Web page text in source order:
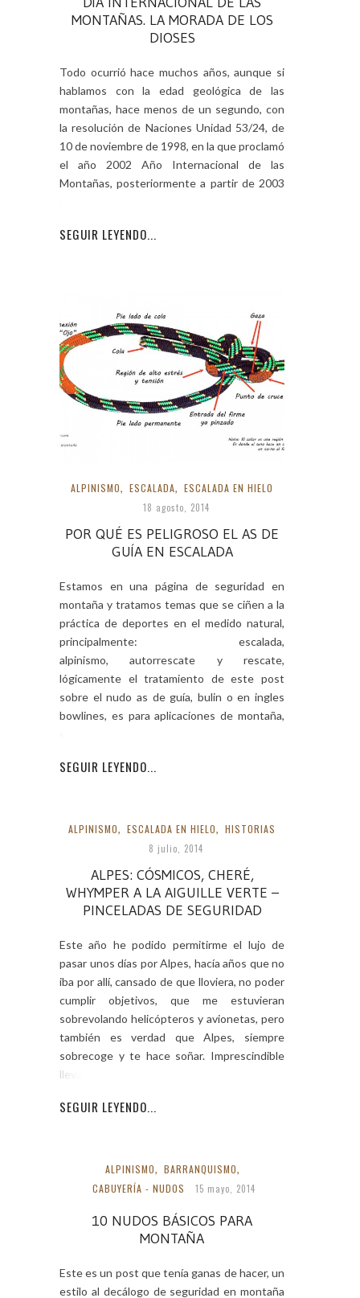
MONTAÑAS. LA MORADA DE LOS
DIOSES
Todo ocurrió hace muchos años, aunque si
hablamos con la edad geológica de las
montañas, hace menos de un segundo, con
la resolución de Naciones Unidad 53/24, de
10 de noviembre de 1998, en la que proclamó
el año 2002 Año Internacional de las
Montañas, posteriormente a partir de 2003
SEGUIR LEYENDO...
ALPINISMO, ESCALADA, ESCALADA EN HIELO
18 agosto, 2014
POR QUÉ ES PELIGROSO EL AS DE
GUÍA EN ESCALADA
Estamos en una página de seguridad en
montaña y tratamos temas que se ciñen a la
práctica de deportes en el medido natural,
principalmente: escalada,
alpinismo, autorrescate y rescate,
lógicamente el tratamiento de este post
sobre el nudo as de guía, bulin o en ingles
bowlines, es para aplicaciones de montaña,
SEGUIR LEYENDO...
ALPINISMO, ESCALADA EN HIELO, HISTORIAS
8 julio, 2014
ALPES: CÓSMICOS, CHERÉ,
WHYMPER A LA AIGUILLE VERTE –
PINCELADAS DE SEGURIDAD
Este año he podido permitirme el lujo de
pasar unos días por Alpes, hacía años que no
iba por allí, cansado de que lloviera, no poder
cumplir objetivos, que me estuvieran
sobrevolando helicópteros y avionetas, pero
también es verdad que Alpes, siempre
sobrecoge y te hace soñar. Imprescindible
llevar varios
SEGUIR LEYENDO...
ALPINISMO, BARRANQUISMO,
CABUYERÍA - NUDOS
15 mayo, 2014
10 NUDOS BÁSICOS PARA
MONTAÑA
Este es un post que tenía ganas de hacer, un
estilo al decálogo de seguridad en montaña